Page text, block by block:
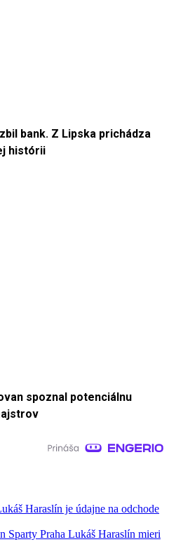
bank. Z Lipska prichádza
histórii
spoznal potenciálnu
Haraslín je údajne na odchode
Sparty Praha Lukáš Haraslín mieri